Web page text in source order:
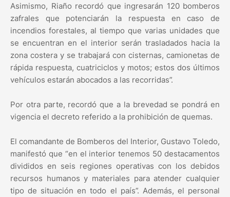
Asimismo, Riaño recordó que ingresarán 120 bomberos
zafrales que potenciarán la respuesta en caso de
incendios forestales, al tiempo que varias unidades que
se encuentran en el interior serán trasladados hacia la
zona costera y se trabajará con cisternas, camionetas de
rápida respuesta, cuatriciclos y motos; estos dos últimos
vehículos estarán abocados a las recorridas”.
Por otra parte, recordó que a la brevedad se pondrá en
vigencia el decreto referido a la prohibición de quemas.
El comandante de Bomberos del Interior, Gustavo Toledo,
manifestó que “en el interior tenemos 50 destacamentos
divididos en seis regiones operativas con los debidos
recursos humanos y materiales para atender cualquier
tipo de situación en todo el país”. Además, el personal